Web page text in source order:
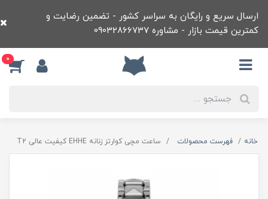
ارسال سریع و رایگان به سراسر کشور - تضمین رضایت و
کمترین قیمت بازار - مشاوره 09032866737
0
خانه فهرست محصولات ساعت مچی کوارتز زنانه EHHE کيفيت عالی T2